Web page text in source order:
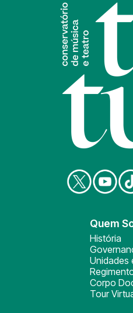
Quem
História
Unidades
Corpo
Tour